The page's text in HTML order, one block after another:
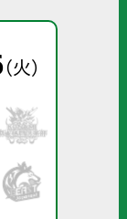
火）